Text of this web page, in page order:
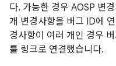
다. 가능한 경우 AOSP 변
개 변경사항을 버그 ID에
경사항이 여러 개인 경우
를 링크로 연결했습니다.